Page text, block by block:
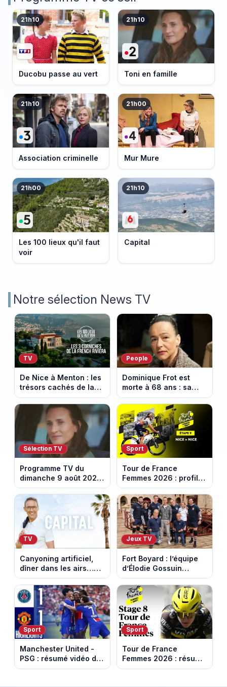
21h10
Ducobu passe au vert
21h10
Toni en famille
21h10
Association criminelle
21h00
Mur Mure
21h00
Les 100 lieux qu'il faut
voir
21h10
Capital
Notre sélection News TV
TV
De Nice à Menton : les
trésors cachés de la
French Riviera dévoilés
dans les 100 lieux qu'il
faut voir
People
Dominique Frot est
morte à 68 ans : sa
sœur Catherine Frot
annonce la triste
nouvelle
Sélection TV
Programme TV du
dimanche 9 août 2026
: notre sélection pour
votre soirée télé
Sport
Tour de France
Femmes 2026 : profil
et horaires de la
dernière étape à Nice
TV
Canyoning artificiel,
dîner dans les airs…
les loisirs les plus fous
passés au crible dans
Capital
Jeux TV
Fort Boyard : l’équipe
d’Élodie Gossuin
termine avec une belle
somme pour l'Unicef et
le Refuge
Sport
Manchester United -
PSG : résumé vidéo du
match amical du 8 août
Sport
Tour de France
Femmes 2026 : résumé
vidéo de la 9e étape